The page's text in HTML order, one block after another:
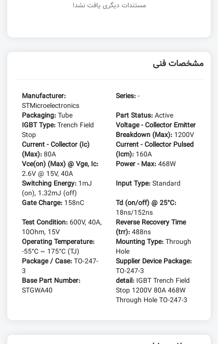
مستندات دیگری یافت نشد!
مشخصات فنی
Manufacturer:
STMicroelectronics
Series:-
Packaging:Tube Part Status:Active
IGBT Type:Trench Field
Stop
Voltage - Collector Emitter
Breakdown (Max): 1200V
Current - Collector (Ic)
(Max):80A
Current - Collector Pulsed
(Icm): 160A
Vce(on) (Max) @ Vge, Ic:
2.6V @ 15V, 40A
Power - Max:468W
Switching Energy: 1mJ
(on), 1.32mJ (off)
Input Type:Standard
Gate Charge: 158nC
Td (on/off) @ 25°C:
18ns/152ns
Test Condition: 600V, 40A,
10Ohm, 15V
Reverse Recovery Time
(trr):488ns
Operating Temperature:
-55°C ~ 175°C (TJ)
Mounting Type:Through
Hole
Package / Case:TO-247-
3
Supplier Device Package:
TO-247-3
Base Part Number:
STGWA40
detail: IGBT Trench Field
Stop 1200V 80A 468W
Through Hole TO-247-3